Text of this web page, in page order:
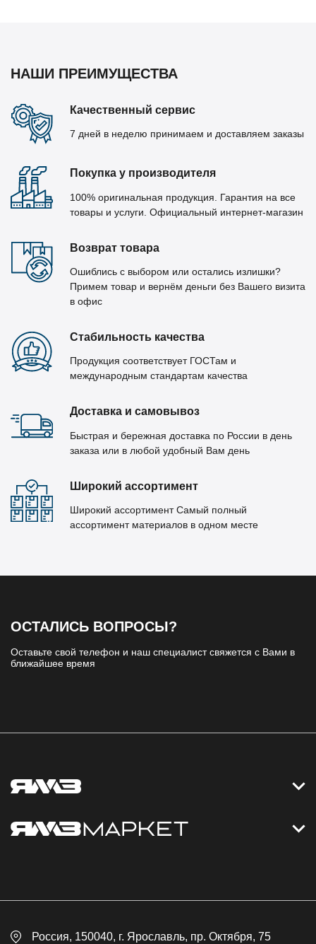
НАШИ ПРЕИМУЩЕСТВА
Качественный сервис
7 дней в неделю принимаем и доставляем заказы
Покупка у производителя
100% оригинальная продукция. Гарантия на все
товары и услуги. Официальный интернет-магазин
Возврат товара
Ошиблись с выбором или остались излишки?
Примем товар и вернём деньги без Вашего визита
в офис
Стабильность качества
Продукция соответствует ГОСТам и
международным стандартам качества
Доставка и самовывоз
Быстрая и бережная доставка по России в день
заказа или в любой удобный Вам день
Широкий ассортимент
Широкий ассортимент Самый полный
ассортимент материалов в одном месте
ОСТАЛИСЬ ВОПРОСЫ?
Оставьте свой телефон и наш специалист свяжется с Вами в
ближайшее время
Контакты
Доставка
Россия, 150040, г. Ярославль, пр. Октября, 75